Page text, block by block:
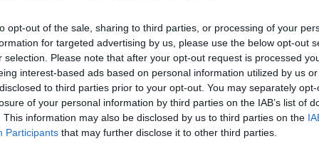
opt-out of the sale, sharing to third parties, or processing of your
for targeted advertising by us, please use the below opt-out
selection. Please note that after your opt-out request is processed
interest-based ads based on personal information utilized by us
to third parties prior to your opt-out. You may separately
of your personal information by third parties on the IAB’s list of
This information may also be disclosed by us to third parties on the
Participants that may further disclose it to other third parties.
WHATSAPP
autortiesību objekts Autortiesību likuma izpratnē, un tā
lasišeit